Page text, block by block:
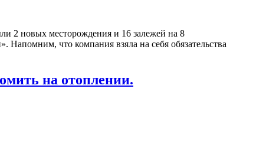
2 новых месторождения и 16 залежей на 8
что компания взяла на себя обязательства
на отоплении.